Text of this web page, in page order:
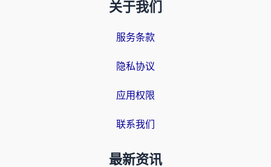
关于我们
服务条款
隐私协议
应用权限
联系我们
最新资讯